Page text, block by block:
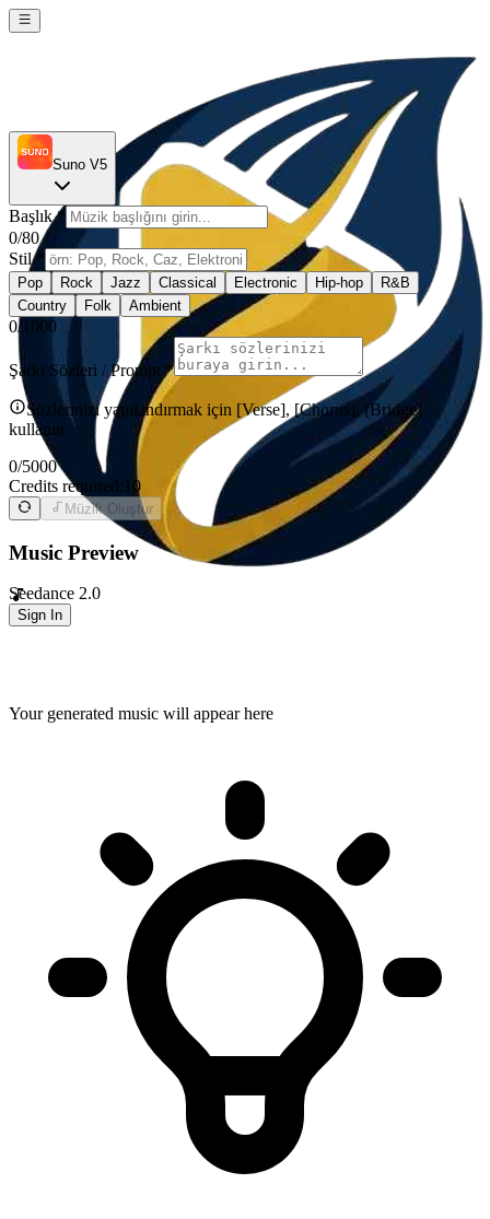
Seedance 2.0
Sign In
Suno V5
Başlık*
0/80
Stil*
Pop Rock Jazz Classical Electronic Hip-hop
R&B
Country
Folk Ambient
0/1000
Şarkı Sözleri / Prompt*
Sözlerinizi yapılandırmak için [Verse], [Chorus], [Bridge]
kullanın
0/5000
Credits required: 10
Müzik Oluştur
Music Preview
Your generated music will appear here